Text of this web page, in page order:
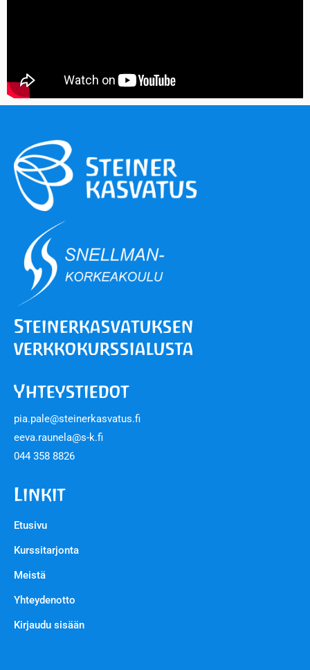
Steiner­kasvatuksen
verkko­kurssialusta
Yhteystiedot
pia.pale@steinerkasvatus.fi
eeva.raunela@s-k.fi
044 358 8826
Linkit
Etusivu
Kurssitarjonta
Meistä
Yhteydenotto
Kirjaudu sisään